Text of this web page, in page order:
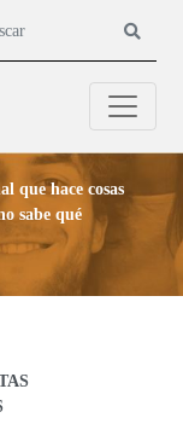
Buscar
que hace cosas
sabe qué